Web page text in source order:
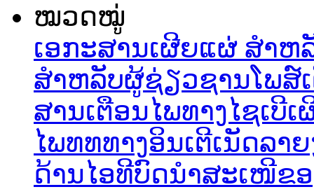
ໝວດໝູ່
ເອກະສານເຜີຍແຜ່ ສຳຫ
ສຳຫລັບຜູ້ຊ່ຽວຊານໂພສ໌
ສານເຕືອນໄພທາງໄຊເບີເ
ໄພທທທາງອິນເຕີເນັດລາຍ
ດ້ານໄອທີບົດນຳສະເໜີຂອ